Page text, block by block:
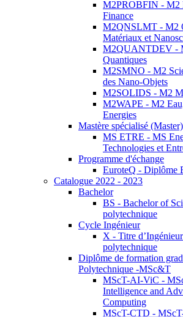
M2PROBFIN - M2
Finance
M2QNSLMT - M2
Matériaux et
M2QUANTDEV -
Quantiques
M2SMNO - M2
des Nano-Objets
M2SOLIDS - M2
M2WAPE - M2
Energies
Mastère spécialisé (Master)
MS ETRE - MS
Technologies et
Programme d'échange
EuroteQ - Diplôme
Catalogue 2022 - 2023
Bachelor
BS - Bachelor of
polytechnique
Cycle Ingénieur
X - Titre
polytechnique
Diplôme de formation
Polytechnique -MSc&T
MScT-AI-ViC -
Intelligence and
Computing
MScT-CTD -